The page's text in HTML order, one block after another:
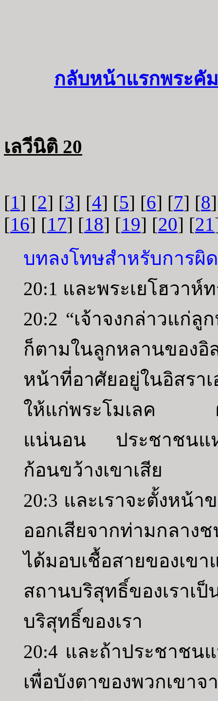
กลับหน้าแรกพระคั
เลวีนิติ 20
[1] [2] [3] [4] [5] [6] [7] [8
[16] [17] [18] [19] [20] [21
บทลงโทษสำหรับการผิ
20:1 และพระเยโฮวาห์
20:2 “เจ้าจงกล่าวแก่ลู
ก็ตามในลูกหลานของ
หน้าที่อาศัยอยู่ในอิสรา
ให้แก่พระโมเลค ผู้
แน่นอน ประชาชนแห่
ก้อนขว้างเขาเสีย
20:3 และเราจะตั้งหน้า
ออกเสียจากท่ามกลาง
ได้มอบเชื้อสายของเข
สถานบริสุทธิ์ของเรา
บริสุทธิ์ของเรา
20:4 และถ้าประชาชน
เพื่อบังตาของพวกเขา